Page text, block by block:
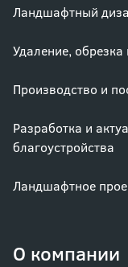
Ландшафтный
Удаление, обрезка
Производство и
Разработка и
благоустройства
Ландшафтное
О компании